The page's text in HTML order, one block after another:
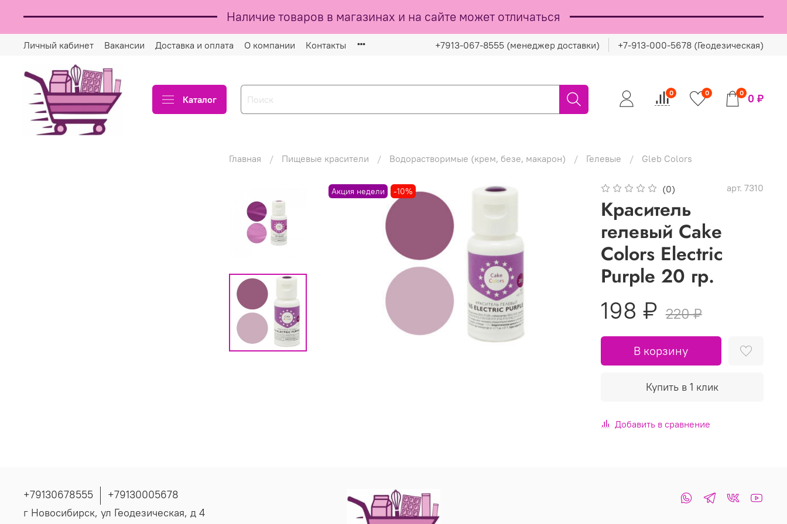
Наличие товаров в магазинах и на сайте может отличаться
Личный кабинет Вакансии Доставка и оплата О компании Контакты +7913-067-8555 (менеджер доставки) +7-913-000-5678 (Геодезическая)
Каталог
0 0 0 0 ₽
Главная Пищевые красители Водорастворимые (крем, безе, макарон) Гелевые Gleb Colors
Акция недели -10% (0) арт. 7310
Краситель
гелевый Cake
Colors Electric
Purple 20 гр.
198 ₽ 220 ₽
В корзину
Купить в 1 клик
Добавить в сравнение
+79130678555
+79130005678
г Новосибирск, ул Геодезическая, д 4